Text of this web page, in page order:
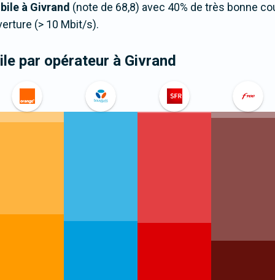
à Givrand (note de 68,8) avec 40% de très bonne
(> 10 Mbit/s).
par opérateur à Givrand